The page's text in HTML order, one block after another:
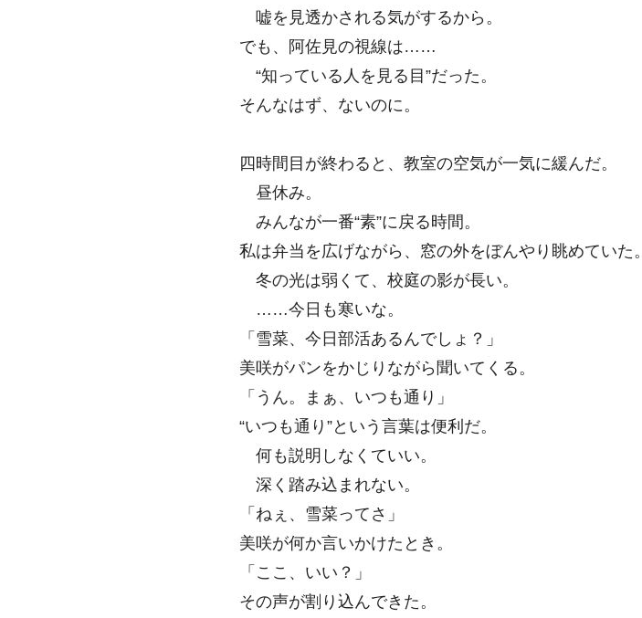
嘘を見透かされる気がするから。
でも、阿佐見の視線は……
“知っている人を見る目”だった。
そんなはず、ないのに。
四時間目が終わると、教室の空気が一気に緩んだ。
昼休み。
みんなが一番“素”に戻る時間。
私は弁当を広げながら、窓の外をぼんやり眺めていた。
冬の光は弱くて、校庭の影が長い。
……今日も寒いな。
「雪菜、今日部活あるんでしょ？」
美咲がパンをかじりながら聞いてくる。
「うん。まぁ、いつも通り」
“いつも通り”という言葉は便利だ。
何も説明しなくていい。
深く踏み込まれない。
「ねぇ、雪菜ってさ」
美咲が何か言いかけたとき。
「ここ、いい？」
その声が割り込んできた。